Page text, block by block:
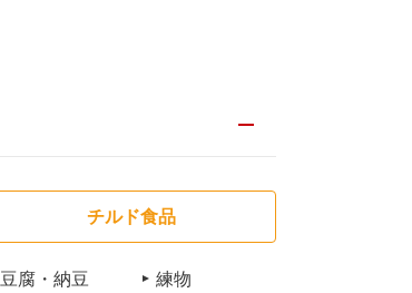
チルド食品
豆腐・納豆
練物